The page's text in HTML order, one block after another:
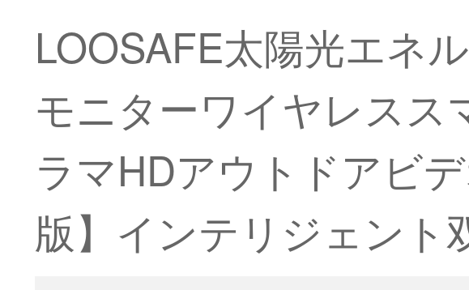
LOOSAFE太陽光エネ
モニターワイヤレスス
ラマHDアウトドアビ
版】インテリジェント